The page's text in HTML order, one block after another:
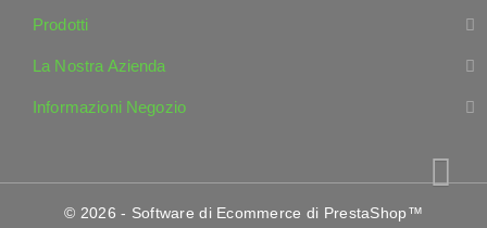
Prodotti
La Nostra Azienda
Informazioni Negozio
© 2026 - Software di Ecommerce di PrestaShop™